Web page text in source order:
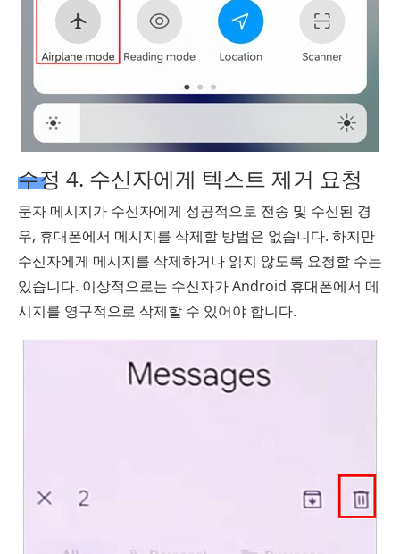
수정 4. 수신자에게 텍스트 제거 요청
문자 메시지가 수신자에게 성공적으로 전송 및 수신된 경
우, 휴대폰에서 메시지를 삭제할 방법은 없습니다. 하지만
수신자에게 메시지를 삭제하거나 읽지 않도록 요청할 수는
있습니다. 이상적으로는 수신자가 Android 휴대폰에서 메
시지를 영구적으로 삭제할 수 있어야 합니다.